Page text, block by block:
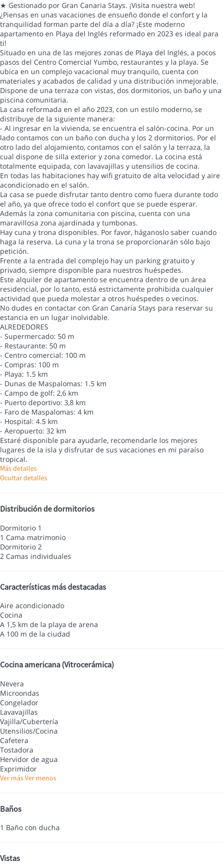
★ Gestionado por Gran Canaria Stays. ¡Visita nuestra web!
¿Piensas en unas vacaciones de ensueño donde el confort y la
tranquilidad forman parte del día a día? ¡Este moderno
apartamento en Playa del Inglés reformado en 2023 es ideal para
ti!
Situado en una de las mejores zonas de Playa del Inglés, a pocos
pasos del Centro Comercial Yumbo, restaurantes y la playa. Se
ubica en un complejo vacacional muy tranquilo, cuenta con
materiales y acabados de calidad y una distribución inmejorable.
Dispone de una terraza con vistas, dos dormitorios, un baño y una
piscina comunitaria.
La casa reformada en el año 2023, con un estilo moderno, se
distribuye de la siguiente manera:
- Al ingresar en la vivienda, se encuentra el salón-cocina. Por un
lado contamos con un baño con ducha y los 2 dormitorios. Por el
otro lado del alojamiento, contamos con el salón y la terraza, la
cual dispone de silla exterior y zona comedor. La cocina está
totalmente equipada, con lavavajillas y utensilios de cocina.
En todas las habitaciones hay wifi gratuito de alta velocidad y aire
acondicionado en el salón.
La casa se puede disfrutar tanto dentro como fuera durante todo
el año, ya que ofrece todo el confort que se puede esperar.
Además la zona comunitaria con piscina, cuenta con una
maravillosa zona ajardinada y tumbonas.
Hay cuna y trona disponibles. Por favor, háganoslo saber cuando
haga la reserva. La cuna y la trona se proporcionarán sólo bajo
petición.
Frente a la entrada del complejo hay un parking gratuito y
privado, siempre disponible para nuestros huéspedes.
Este alquiler de apartamento se encuentra dentro de un área
residencial, por lo tanto, está estrictamente prohibida cualquier
actividad que pueda molestar a otros huéspedes o vecinos.
No dudes en contactar con Gran Canaria Stays para reservar su
estancia en un lugar inolvidable.
ALREDEDORES
- Supermercado: 50 m
- Restaurante: 50 m
- Centro comercial: 100 m
- Compras: 100 m
- Playa: 1.5 km
- Dunas de Maspalomas: 1.5 km
- Campo de golf: 2,6 km
- Puerto deportivo: 3,8 km
- Faro de Maspalomas: 4 km
- Hospital: 4.5 km
- Aeropuerto: 32 km
Estaré disponible para ayudarle, recomendarle los mejores
lugares de la isla y disfrutar de sus vacaciones en mi paraíso
tropical.
Más detalles
Ocultar detalles
Distribución de dormitorios
Dormitorio 1
1 Cama matrimonio
Dormitorio 2
2 Camas individuales
Características más destacadas
Aire acondicionado
Cocina
A 1,5 km de la playa de arena
A 100 m de la ciudad
Cocina americana (Vitrocerámica)
Nevera
Microondas
Congelador
Lavavajillas
Vajilla/Cubertería
Utensilios/Cocina
Cafetera
Tostadora
Hervidor de agua
Exprimidor
Ver másVer menos
Baños
1 Baño con ducha
Vistas